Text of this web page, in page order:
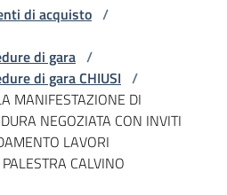
di acquisto /
di gara /
di gara CHIUSI /
MANIFESTAZIONE DI
NEGOZIATA CON INVITI
LAVORI
CALVINO